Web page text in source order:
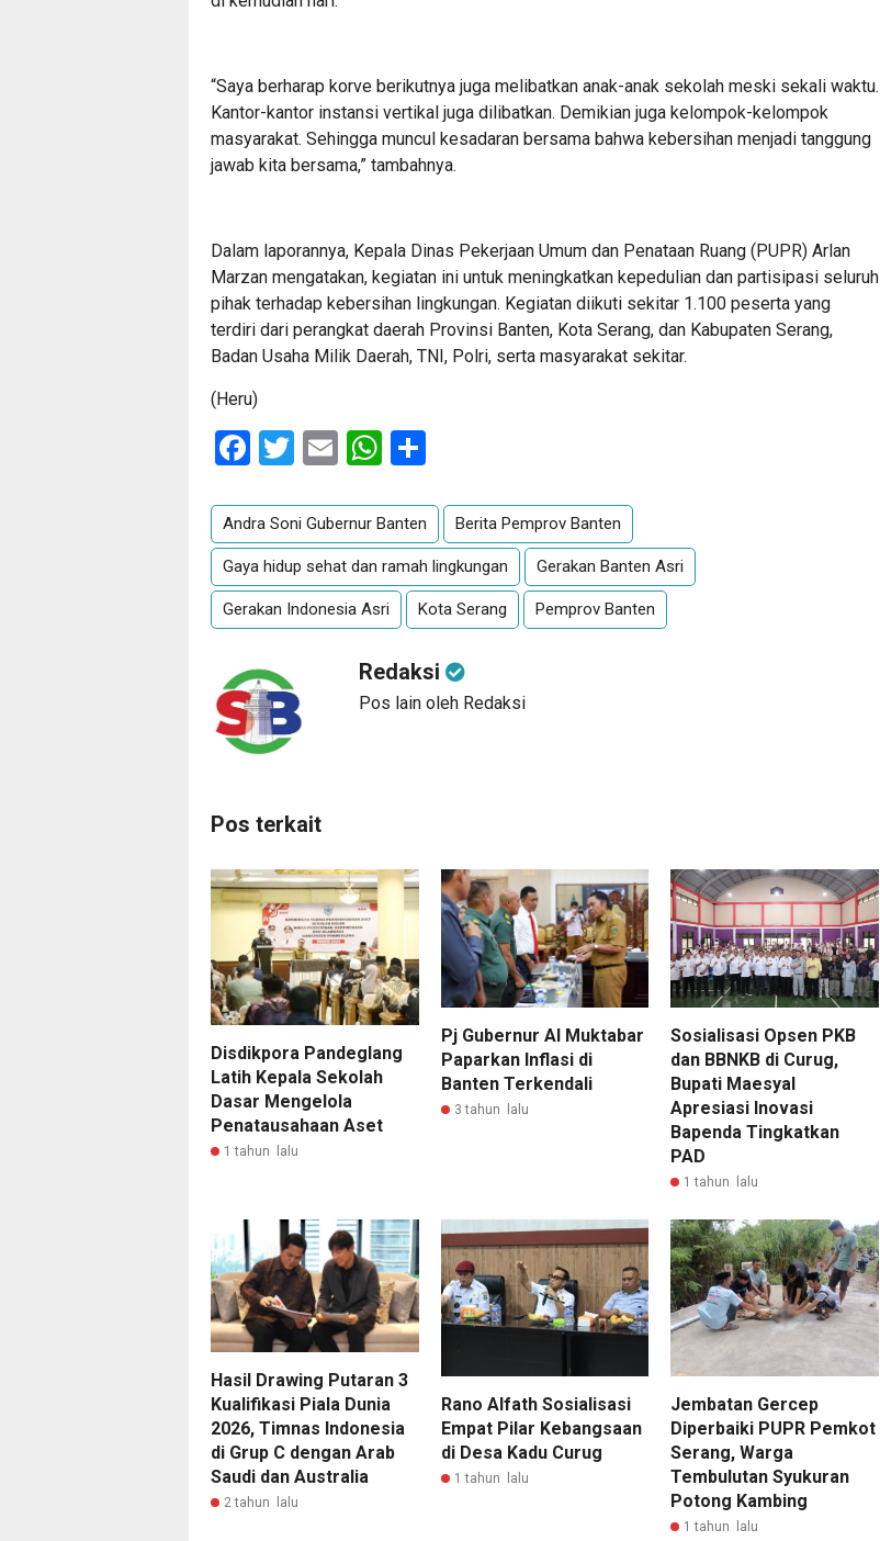
“Saya berharap korve berikutnya juga melibatkan anak-anak sekolah meski sekali waktu.
Kantor-kantor instansi vertikal juga dilibatkan. Demikian juga kelompok-kelompok
masyarakat. Sehingga muncul kesadaran bersama bahwa kebersihan menjadi tanggung
jawab kita bersama,” tambahnya.
Dalam laporannya, Kepala Dinas Pekerjaan Umum dan Penataan Ruang (PUPR) Arlan
Marzan mengatakan, kegiatan ini untuk meningkatkan kepedulian dan partisipasi seluruh
pihak terhadap kebersihan lingkungan. Kegiatan diikuti sekitar 1.100 peserta yang
terdiri dari perangkat daerah Provinsi Banten, Kota Serang, dan Kabupaten Serang,
Badan Usaha Milik Daerah, TNI, Polri, serta masyarakat sekitar.
(Heru)
Facebook
Twitter
EmailWhatsApp
Andra Soni Gubernur Banten Berita Pemprov Banten
Gaya hidup sehat dan ramah lingkungan Gerakan Banten Asri
Gerakan Indonesia Asri Kota Serang Pemprov Banten
Redaksi
Pos lain oleh Redaksi
Pos terkait
Disdikpora Pandeglang
Latih Kepala Sekolah
Dasar Mengelola
Penatausahaan Aset
1 tahun lalu
Pj Gubernur Al Muktabar
Paparkan Inflasi di
Banten Terkendali
3 tahun lalu
Sosialisasi Opsen PKB
dan BBNKB di Curug,
Bupati Maesyal
Apresiasi Inovasi
Bapenda Tingkatkan
PAD
1 tahun lalu
Hasil Drawing Putaran 3
Kualifikasi Piala Dunia
2026, Timnas Indonesia
di Grup C dengan Arab
Saudi dan Australia
2 tahun lalu
Rano Alfath Sosialisasi
Empat Pilar Kebangsaan
di Desa Kadu Curug
1 tahun lalu
Jembatan Gercep
Diperbaiki PUPR Pemkot
Serang, Warga
Tembulutan Syukuran
Potong Kambing
1 tahun lalu